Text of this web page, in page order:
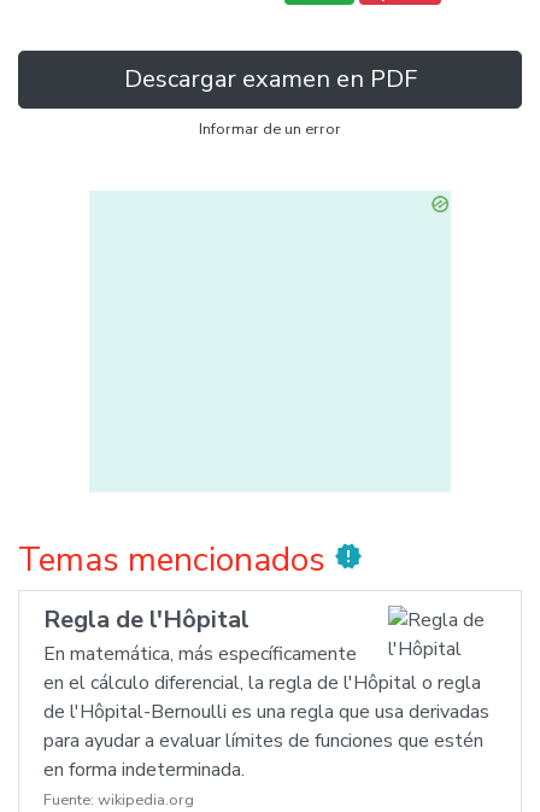
Descargar examen en PDF
Informar de un error
Temas mencionados new_releases
Regla de l'Hôpital
En matemática, más específicamente
en el cálculo diferencial, la regla de l'Hôpital o regla
de l'Hôpital-Bernoulli es una regla que usa derivadas
para ayudar a evaluar límites de funciones que estén
en forma indeterminada.
Fuente: wikipedia.org